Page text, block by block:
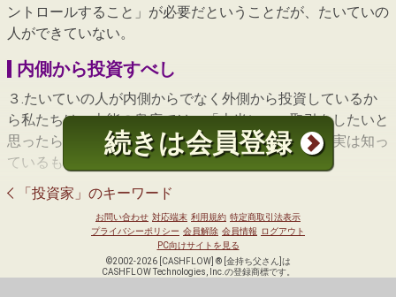
ントロールすること」が必要だということだが、たいていの
人ができていない。
内側から投資すべし
３.たいていの人が内側からでなく外側から投資しているか
ら私たちは、本能の奥底では、「本当にいい取引をしたいと
思ったら内側にいなくてはならない」ということを実は知っ
ているものだ。
「その関係の仕事をしている友達がいる」という場合は、私
たちはよくそのコネを使ってはいないだろうか？
自動車を買う時、チケットを押さえる時、などなど。
続きは会員登録
「投資家」のキーワード
お問い合わせ 対応端末 利用規約 特定商取引法表示
プライバシーポリシー 会員解除 会員情報
ログアウト
PC向けサイトを見る
©2002-2026 [CASHFLOW] ® [金持ち父さん]は
CASHFLOW Technologies, Inc.の登録商標です。